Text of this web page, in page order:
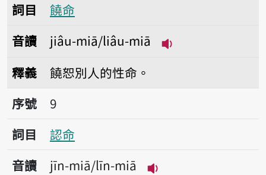
詞目
饒命
音讀
jiâu-miā/liâu-miā
釋義
饒恕別人的性命。
序號9認命
序號
9
詞目
認命
音讀
jīn-miā/līn-miā